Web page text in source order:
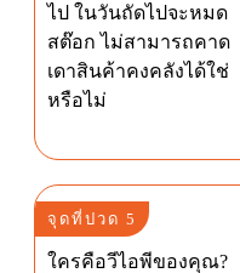
ไป ในวันถัดไปจะหมด
สต๊อก ไม่สามารถคาด
เดาสินค้าคงคลังได้ใช่
หรือไม่
จุดที่ปวด 5
ใครคือวีไอพีของคุณ?